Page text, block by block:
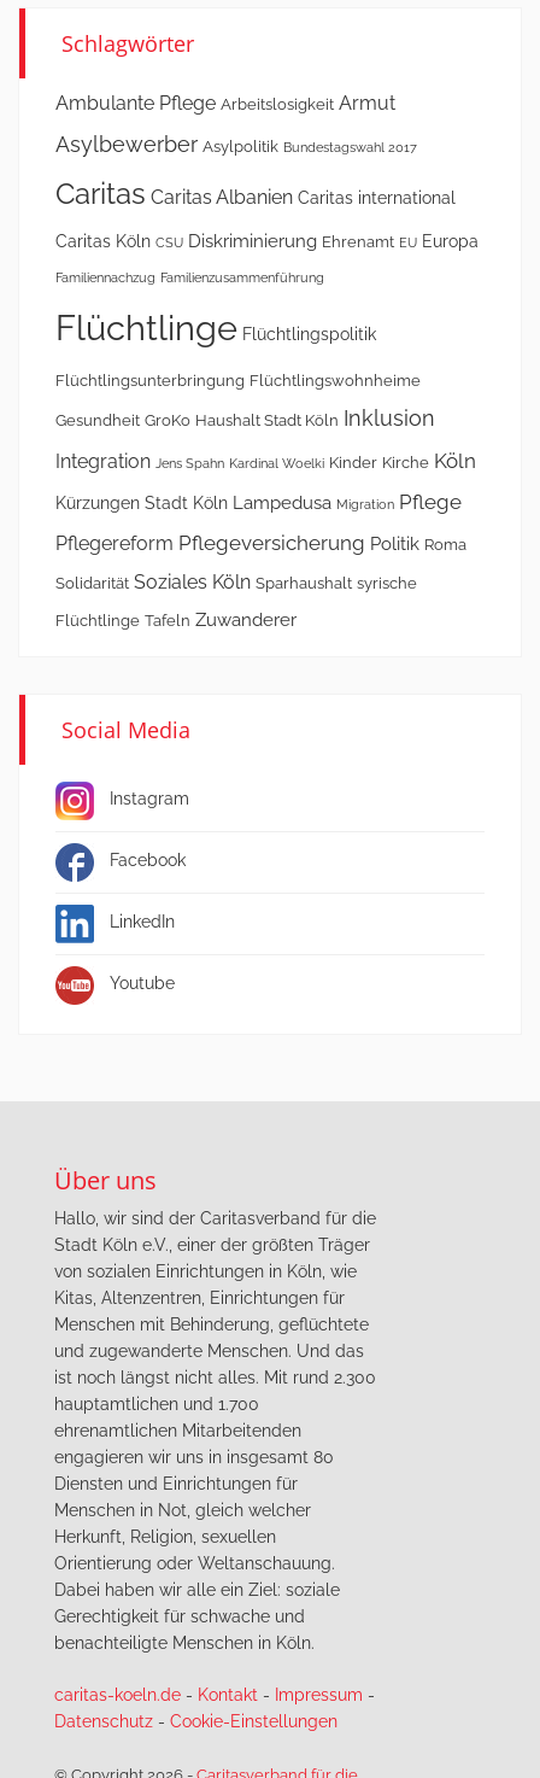
Schlagwörter
Ambulante Pflege Arbeitslosigkeit Armut
Asylbewerber Asylpolitik Bundestagswahl 2017
Caritas Caritas Albanien Caritas international
Caritas Köln CSU Diskriminierung Ehrenamt EU Europa
Familiennachzug Familienzusammenführung
Flüchtlinge Flüchtlingspolitik
Flüchtlingsunterbringung Flüchtlingswohnheime
Gesundheit GroKo Haushalt Stadt Köln Inklusion
Integration Jens Spahn Kardinal Woelki Kinder Kirche Köln
Kürzungen Stadt Köln Lampedusa Migration Pflege
Pflegereform Pflegeversicherung Politik Roma
Solidarität Soziales Köln Sparhaushalt syrische
Flüchtlinge Tafeln Zuwanderer
Social Media
Instagram
Facebook
LinkedIn
Youtube
Über uns
Hallo, wir sind der Caritasverband für die
Stadt Köln e.V., einer der größten Träger
von sozialen Einrichtungen in Köln, wie
Kitas, Altenzentren, Einrichtungen für
Menschen mit Behinderung, geflüchtete
und zugewanderte Menschen. Und das
ist noch längst nicht alles. Mit rund 2.300
hauptamtlichen und 1.700
ehrenamtlichen Mitarbeitenden
engagieren wir uns in insgesamt 80
Diensten und Einrichtungen für
Menschen in Not, gleich welcher
Herkunft, Religion, sexuellen
Orientierung oder Weltanschauung.
Dabei haben wir alle ein Ziel: soziale
Gerechtigkeit für schwache und
benachteiligte Menschen in Köln.
caritas-koeln.de- Kontakt - Impressum -
Datenschutz- Cookie-Einstellungen